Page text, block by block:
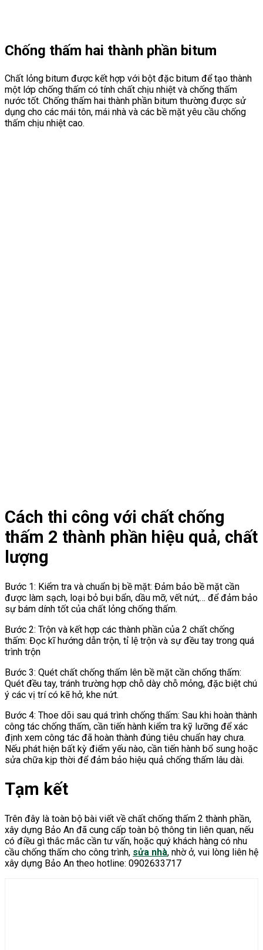
Chống thấm hai thành phần bitum
Chất lỏng bitum được kết hợp với bột đặc bitum để tạo thành
một lớp chống thấm có tính chất chịu nhiệt và chống thấm
nước tốt. Chống thấm hai thành phần bitum thường được sử
dụng cho các mái tôn, mái nhà và các bề mặt yêu cầu chống
thấm chịu nhiệt cao.
Cách thi công với chất chống
thấm 2 thành phần hiệu quả, chất
lượng
Bước 1: Kiểm tra và chuẩn bị bề mặt: Đảm bảo bề mặt cần
được làm sạch, loại bỏ bụi bẩn, dầu mỡ, vết nứt,… để đảm bảo
sự bám dính tốt của chất lỏng chống thấm.
Bước 2: Trộn và kết hợp các thành phần của 2 chất chống
thấm: Đọc kĩ hướng dẫn trộn, tỉ lệ trộn và sự đều tay trong quá
trình trộn
Bước 3: Quét chất chống thấm lên bề mặt cần chống thấm:
Quét đều tay, tránh trường hợp chỗ dày chỗ mỏng, đặc biệt chú
ý các vị trí có kẽ hở, khe nứt.
Bước 4: Thoe dõi sau quá trình chống thấm: Sau khi hoàn thành
công tác chống thấm, cần tiến hành kiểm tra kỹ lưỡng để xác
định xem công tác đã hoàn thành đúng tiêu chuẩn hay chưa.
Nếu phát hiện bất kỳ điểm yếu nào, cần tiến hành bổ sung hoặc
sửa chữa kịp thời để đảm bảo hiệu quả chống thấm lâu dài.
Tạm kết
Trên đây là toàn bộ bài viết về chất chống thấm 2 thành phần,
xây dựng Bảo An đã cung cấp toàn bộ thông tin liên quan, nếu
có điều gì thắc mắc cần tư vấn, hoặc quý khách hàng có nhu
cầu chống thấm cho công trình, sửa nhà, nhờ ở, vui lòng liên hệ
xây dựng Bảo An theo hotline: 0902633717